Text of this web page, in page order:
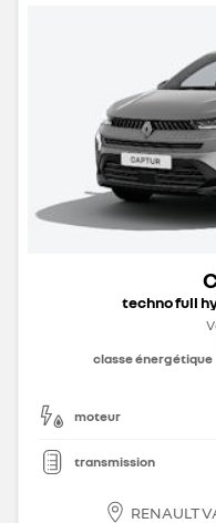
techno full
classe énergétique
moteur
transmission
RENAULT